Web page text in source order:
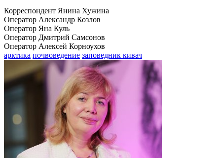
Корреспондент Янина Хужина
Оператор Александр Козлов
Оператор Яна Куль
Оператор Дмитрий Самсонов
Оператор Алексей Корноухов
арктика почвоведение заповедник кивач